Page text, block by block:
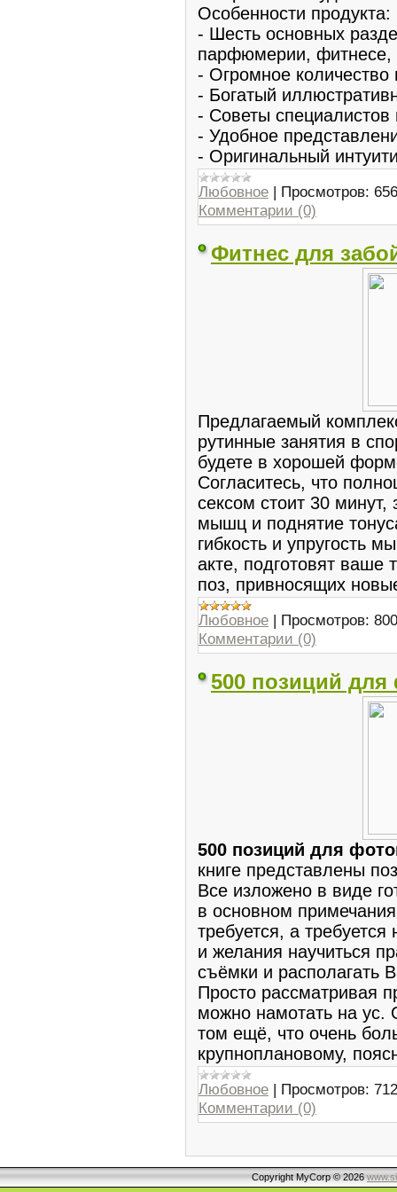
Особенности продукта:
- Шесть основных
парфюмерии, фитнесе,
- Огромное
- Богатый
- Советы
- Удобное
- Оригинальный
Любовное | Просмотров: 656
Комментарии (0)
Фитнес для
Предлагаемый
рутинные занятия в
будете в хорошей
Согласитесь, что
сексом стоит 30
мышц и поднятие
гибкость и упругость
акте, подготовят ваше
поз, привносящих
Любовное | Просмотров: 800
Комментарии (0)
500 позиций
500 позиций для
книге представлены
Все изложено в виде
в основном
требуется, а
и желания научиться
съёмки и
Просто рассматривая
можно намотать на ус.
том ещё, что очень
крупноплановому,
Любовное | Просмотров: 712
Комментарии (0)
Copyright MyCorp © 2026